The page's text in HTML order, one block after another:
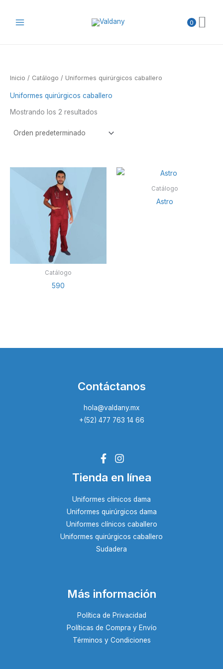
0
Inicio / Catálogo / Uniformes quirúrgicos caballero
Uniformes quirúrgicos caballero
Mostrando los 2 resultados
Catálogo
590
Catálogo
Astro
Contáctanos
hola@valdany.mx
+(52) 477 763 14 66
Tienda en línea
Uniformes clínicos dama
Uniformes quirúrgicos dama
Uniformes clínicos caballero
Uniformes quirúrgicos caballero
Sudadera
Más información
Política de Privacidad
Políticas de Compra y Envío
Términos y Condiciones